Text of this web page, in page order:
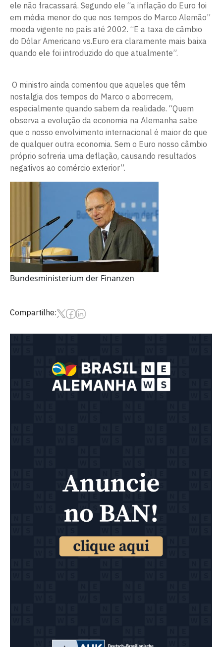
ele não fracassará. Segundo ele “a inflação do Euro foi
em média menor do que nos tempos do Marco Alemão”
moeda vigente no país até 2002. “E a taxa de câmbio
do Dólar Americano vs.Euro era claramente mais baixa
quando ele foi introduzido do que atualmente”.
O ministro ainda comentou que aqueles que têm
nostalgia dos tempos do Marco o aborrecem,
especialmente quando sabem da realidade. “Quem
observa a evolução da economia na Alemanha sabe
que o nosso envolvimento internacional é maior do que
de qualquer outra economia. Sem o Euro nosso câmbio
próprio sofreria uma deflação, causando resultados
negativos ao comércio exterior”.
Bundesministerium der Finanzen
Compartilhe: